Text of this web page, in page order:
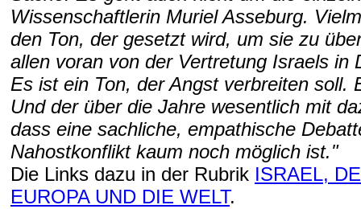
Wissenschaftlerin Muriel Asseburg.
den Ton, der gesetzt wird, um sie zu
allen voran von der Vertretung Israels in
Es ist ein Ton, der Angst verbreiten soll.
Und der über die Jahre wesentlich mit
dass eine sachliche, empathische
Nahostkonflikt kaum noch möglich ist."
Die Links dazu in der Rubrik ISRAEL,
EUROPA UND DIE WELT.